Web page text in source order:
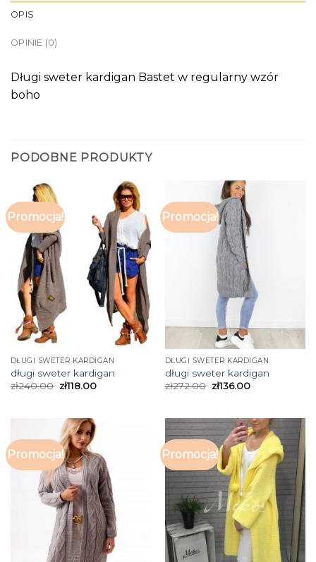
OPIS
OPINIE (0)
Długi sweter kardigan Bastet w regularny wzór
boho
PODOBNE PRODUKTY
Promocja!
DŁUGI SWETER KARDIGAN
długi sweter kardigan
zł240.00 zł118.00
Promocja!
DŁUGI SWETER KARDIGAN
długi sweter kardigan
zł272.00 zł136.00
Promocja! Promocja!